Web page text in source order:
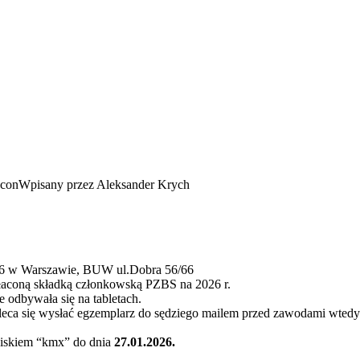
Wpisany przez Aleksander Krych
w Warszawie, BUW ul.Dobra 56/66
składką członkowską PZBS na 2026 r.
odbywała się na tabletach.
się wysłać egzemplarz do sędziego mailem przed zawodami
“kmx” do dnia 27.01.2026.